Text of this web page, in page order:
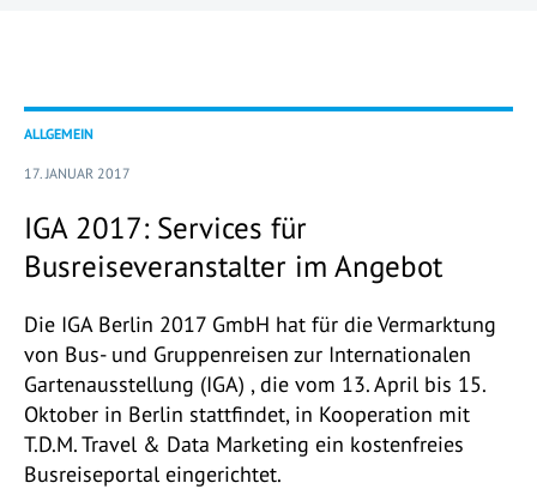
ALLGEMEIN
17. JANUAR 2017
IGA 2017: Services für
Busreiseveranstalter im Angebot
Die IGA Berlin 2017 GmbH hat für die Vermarktung
von Bus- und Gruppenreisen zur Internationalen
Gartenausstellung (IGA) , die vom 13. April bis 15.
Oktober in Berlin stattfindet, in Kooperation mit
T.D.M. Travel & Data Marketing ein kostenfreies
Busreiseportal eingerichtet.